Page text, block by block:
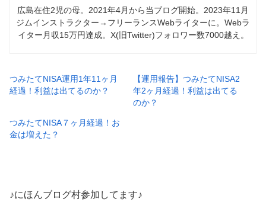
広島在住2児の母。2021年4月から当ブログ開始。2023年11月
ジムインストラクター→フリーランスWebライターに。Webラ
イター月収15万円達成。X(旧Twitter)フォロワー数7000越え。
つみたてNISA運用1年11ヶ月
経過！利益は出てるのか？
【運用報告】つみたてNISA2
年2ヶ月経過！利益は出てる
のか？
つみたてNISA７ヶ月経過！お
金は増えた？
♪にほんブログ村参加してます♪